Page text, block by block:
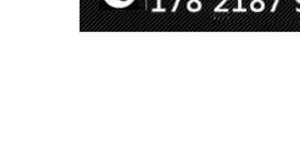
金、保单）也能执行 强